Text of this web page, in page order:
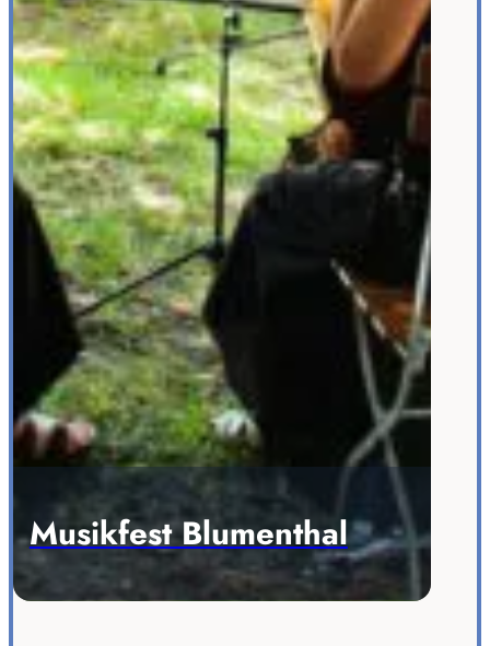
Musikfest Blumenthal